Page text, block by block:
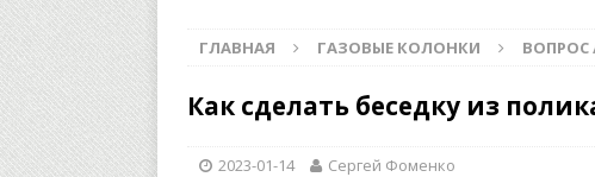
ГЛАВНАЯ ГАЗОВЫЕ КОЛОНКИ ВОПРОС
Как сделать беседку из
2023-01-14 Сергей Фоменко